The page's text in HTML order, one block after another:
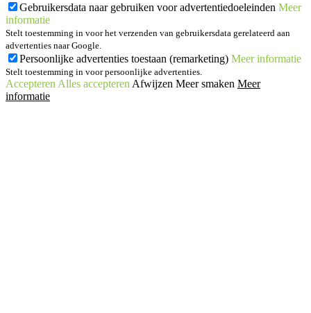
Gebruikersdata naar gebruiken voor advertentiedoeleinden Meer
informatie
Stelt toestemming in voor het verzenden van gebruikersdata gerelateerd aan
advertenties naar Google.
Persoonlijke advertenties toestaan (remarketing) Meer informatie
Stelt toestemming in voor persoonlijke advertenties.
Accepteren Alles accepteren Afwijzen Meer smaken Meer
informatie